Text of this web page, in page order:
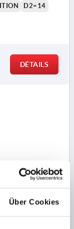
Über Cookies
D2=14
DÉTAILS